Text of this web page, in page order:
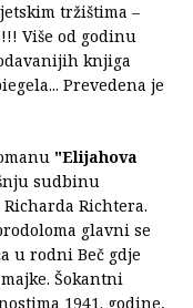
tržištima –
Više od godinu
knjiga
Prevedena je
"Elijahova
sudbinu
Richtera.
glavni se
u rodni Beč gdje
Šokantni
1941. godine,